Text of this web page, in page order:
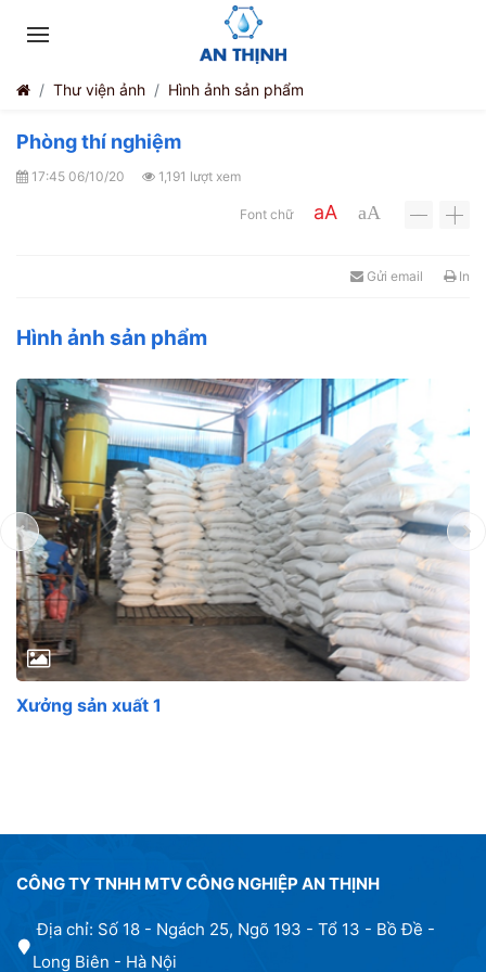
Thư viện ảnh Hình ảnh sản phẩm
Phòng thí nghiệm
17:45 06/10/20 1,191 lượt xem
Font chữ aA aA - +
Gửi email In
Hình ảnh sản phẩm
Xưởng sản xuất 1
CÔNG TY TNHH MTV CÔNG NGHIỆP AN THỊNH
Địa chỉ: Số 18 - Ngách 25, Ngõ 193 - Tổ 13 - Bồ Đề -
Long Biên - Hà Nội